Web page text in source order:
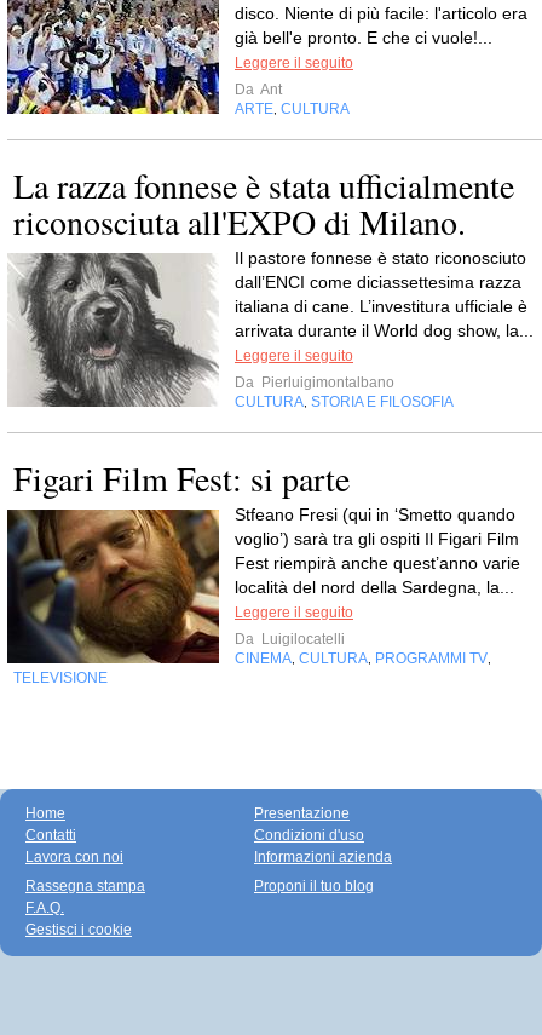
disco. Niente di più facile: l'articolo era
già bell'e pronto. E che ci vuole!...
Leggere il seguito
Da Ant
ARTE CULTURA
La razza fonnese è stata ufficialmente
riconosciuta all'EXPO di Milano.
Il pastore fonnese è stato riconosciuto
dall’ENCI come diciassettesima razza
italiana di cane. L’investitura ufficiale è
arrivata durante il World dog show, la...
Leggere il seguito
Da Pierluigimontalbano
CULTURA STORIA E FILOSOFIA
Figari Film Fest: si parte
Stfeano Fresi (qui in ‘Smetto quando
voglio’) sarà tra gli ospiti Il Figari Film
Fest riempirà anche quest’anno varie
località del nord della Sardegna, la...
Leggere il seguito
Da Luigilocatelli
CINEMA CULTURA PROGRAMMI TV
TELEVISIONE
Home
Contatti
Lavora con noi
Presentazione
Condizioni d'uso
Informazioni azienda
Rassegna stampa
F.A.Q.
Gestisci i cookie
Proponi il tuo blog